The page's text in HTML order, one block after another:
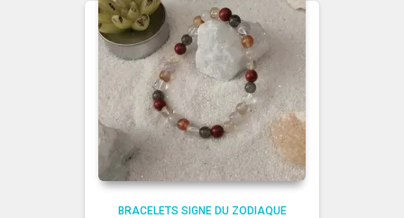
BRACELETS SIGNE DU ZODIAQUE